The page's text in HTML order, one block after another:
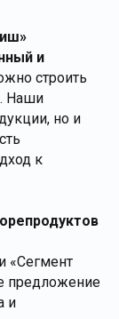
и
строить
Наши
но и
к
«Сегмент
предложение
и